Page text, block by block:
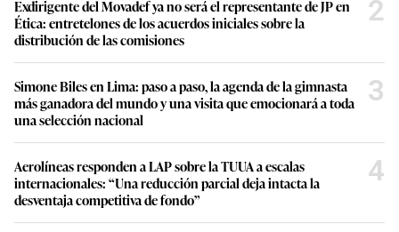
Exdirigente del Movadef ya no será el representante de JP en
Ética: entretelones de los acuerdos iniciales sobre la
distribución de las comisiones
2
Simone Biles en Lima: paso a paso, la agenda de la gimnasta
más ganadora del mundo y una visita que emocionará a toda
una selección nacional
3
Aerolíneas responden a LAP sobre la TUUA a escalas
internacionales: “Una reducción parcial deja intacta la
desventaja competitiva de fondo”
4